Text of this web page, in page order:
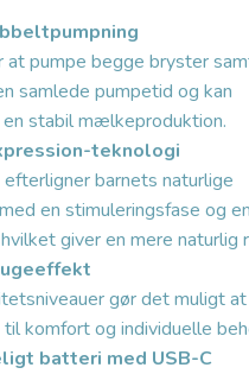
at pumpe begge bryster
samlede pumpetid og kan
stabil mælkeproduktion.
teknologi
barnets naturlige
en stimuleringsfase og en
giver en mere naturlig
gør det muligt
til komfort og individuelle
batteri med USB-C